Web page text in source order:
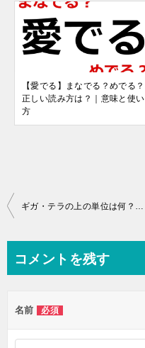
【愛でる】まなでる？めでる？
正しい読み方は？｜意味と使い
方
投
ビ
ー
シ
ギガ・テラの上の単位は何？【データ容量・通信量の単位一覧】
コメントを残す
名前 必須